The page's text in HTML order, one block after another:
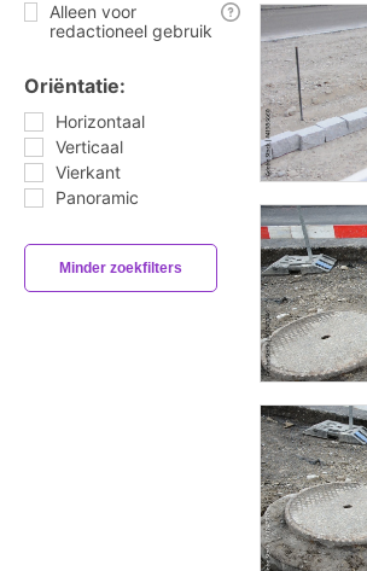
Alleen voor
redactioneel gebruik
Oriëntatie:
Horizontaal
Verticaal
Vierkant
Panoramic
Minder zoekfilters